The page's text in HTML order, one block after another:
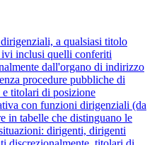
a qualsiasi titolo
inclusi quelli conferiti
dall'organo di indirizzo
procedure pubbliche di
e titolari di posizione
con funzioni dirigenziali (da
in tabelle che distinguano le
dirigenti, dirigenti